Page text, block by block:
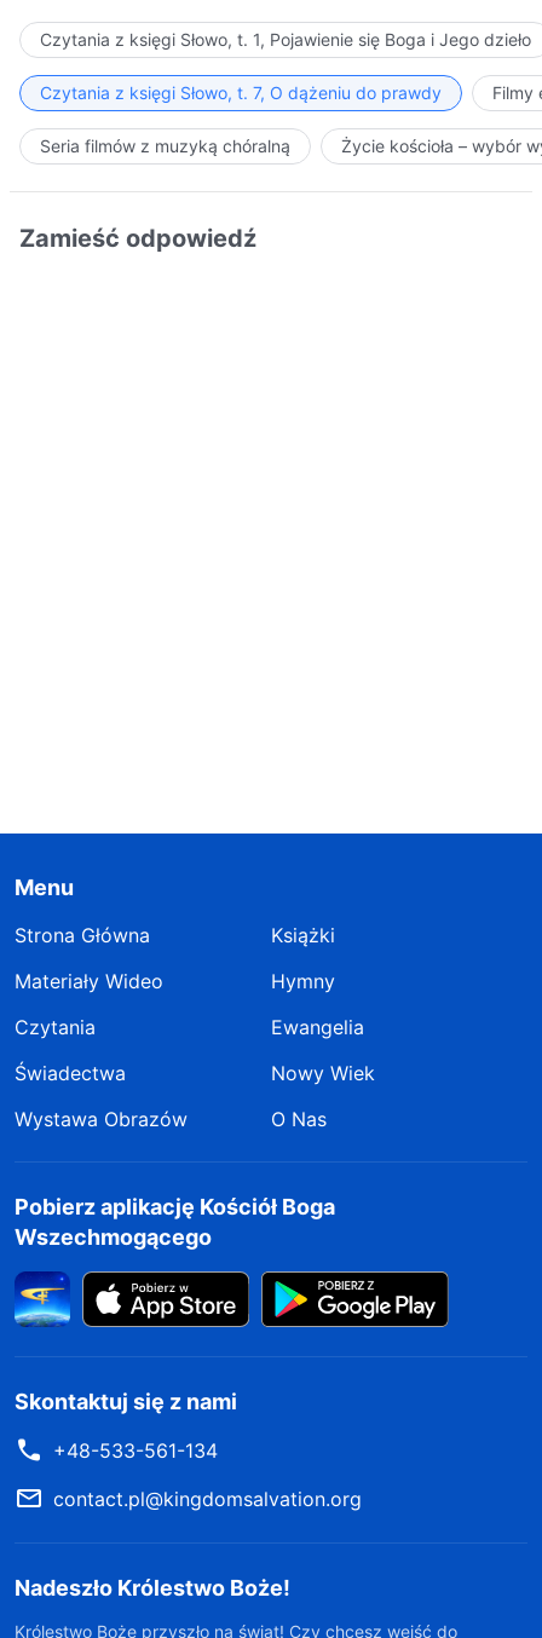
Czytania z księgi Słowo, t. 1, Pojawienie się Boga i Jego dzieło
Czytania z księgi Słowo, t. 7, O dążeniu do prawdy Filmy
Seria filmów z muzyką chóralną Życie kościoła – wybór
Zamieść odpowiedź
Menu
Strona Główna
Książki
Materiały Wideo
Hymny
Czytania
Ewangelia
Świadectwa
Nowy Wiek
Wystawa Obrazów
O Nas
Pobierz aplikację Kościół Boga
Wszechmogącego
Skontaktuj się z nami
+48-533-561-134
contact.pl@kingdomsalvation.org
Nadeszło Królestwo Boże!
Królestwo Boże przyszło na świat! Czy chcesz wejść do